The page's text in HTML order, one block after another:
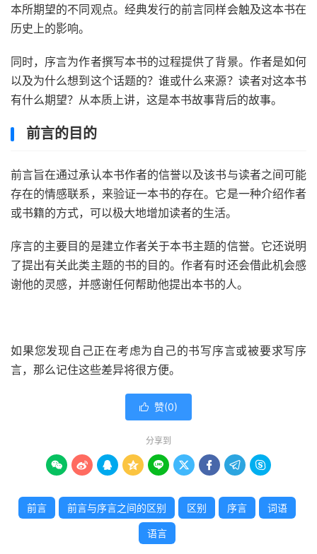
本所期望的不同观点。经典发行的前言同样会触及这本书在
历史上的影响。
同时，序言为作者撰写本书的过程提供了背景。作者是如何
以及为什么想到这个话题的？谁或什么来源？读者对这本书
有什么期望？从本质上讲，这是本书故事背后的故事。
前言的目的
前言旨在通过承认本书作者的信誉以及该书与读者之间可能
存在的情感联系，来验证一本书的存在。它是一种介绍作者
或书籍的方式，可以极大地增加读者的生活。
序言的主要目的是建立作者关于本书主题的信誉。它还说明
了提出有关此类主题的书的目的。作者有时还会借此机会感
谢他的灵感，并感谢任何帮助他提出本书的人。
如果您发现自己正在考虑为自己的书写序言或被要求写序
言，那么记住这些差异将很方便。
 赞(0)
分享到
        
前言 前言与序言之间的区别 区别 序言 词语
语言